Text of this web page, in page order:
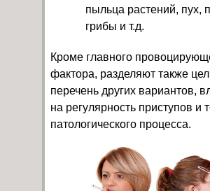
пыльца растений, пух,
грибы и т.д.
Кроме главного
фактора, разделяют также
перечень других вариантов,
на регулярность приступов и
патологического процесса.